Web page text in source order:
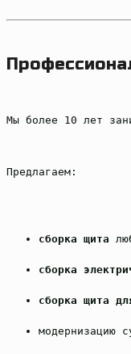
Мы более 10 лет
Предлагаем:
сборка щита
сборка
сборка щита
модернизацию